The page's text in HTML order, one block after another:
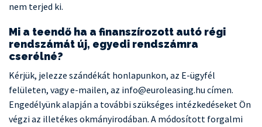
nem terjed ki.
Mi a teendő ha a finanszírozott autó régi
rendszámát új, egyedi rendszámra
cserélné?
Kérjük, jelezze szándékát honlapunkon, az E-ügyfél
felületen, vagy e-mailen, az info@euroleasing.hu címen.
Engedélyünk alapján a további szükséges intézkedéseket Ön
végzi az illetékes okmányirodában. A módosított forgalmi